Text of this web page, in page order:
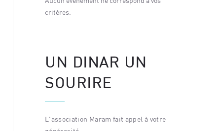
critères.
UN DINAR UN
SOURIRE
L'association Maram fait appel à votre